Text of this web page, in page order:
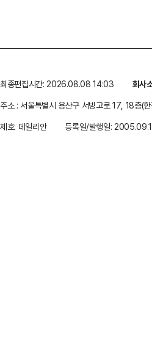
최종편집시간: 2026.08.08 14:03 회사
주소 : 서울특별시 용산구 서빙고로 17, 18층(
제호: 데일리안
등록일/발행일: